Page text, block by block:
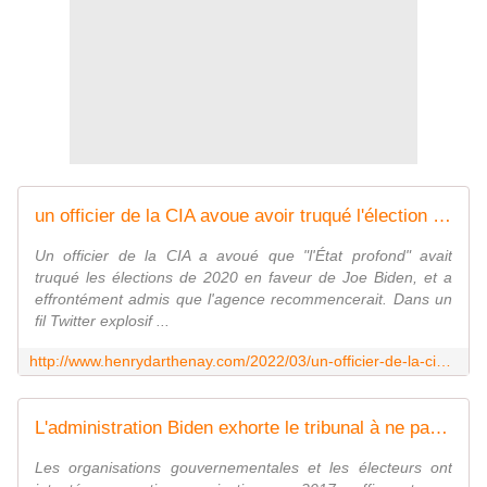
un officier de la CIA avoue avoir truqué l'élection de Biden - Vouillé un peu d'Histoire
Un officier de la CIA a avoué que "l'État profond" avait
truqué les élections de 2020 en faveur de Joe Biden, et a
effrontément admis que l'agence recommencerait. Dans un
fil Twitter explosif ...
L'administration Biden exhorte le tribunal à ne pas autoriser la publication d'un rapport secret sur les machines à voter du Dominion - Vouillé un peu d'Histoire
Les organisations gouvernementales et les électeurs ont